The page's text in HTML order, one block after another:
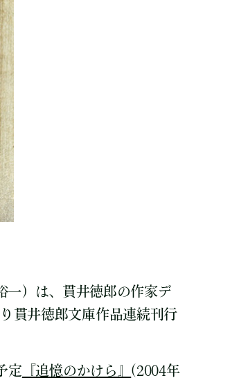
一）は、貫井徳郎の作家デ
貫井徳郎文庫作品連続刊行
定 『追憶のかけら』 (2004年